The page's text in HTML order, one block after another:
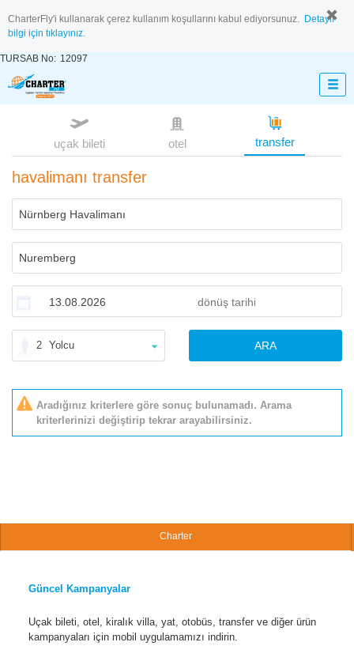
CharterFly'i kullanarak çerez kullanım koşullarını kabul ediyorsunuz. Detaylı
bilgi için tıklayınız.
TURSAB No: 12097
uçak bileti otel transfer
havalimanı transfer
2 Yolcu ARA
Aradığınız kriterlere göre sonuç bulunamadı. Arama
kriterlerinizi değiştirip tekrar arayabilirsiniz.
Charter
Güncel Kampanyalar
Uçak bileti, otel, kiralık villa, yat, otobüs, transfer ve diğer ürün
kampanyaları için mobil uygulamamızı indirin.